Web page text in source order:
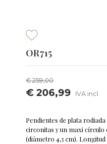
OR715
€ 259,00
€ 206,99 IVA incl.
Pendientes de plata
circonitas y un maxi círculo
(diámetro 4,3 cm). Longitud